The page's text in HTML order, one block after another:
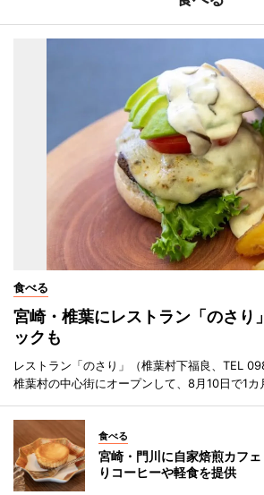
食べる
宮崎・椎葉にレストラン「のさ
ックも
レストラン「のさり」（椎葉村下福良、TEL
椎葉村の中心街にオープンして、8月10日で1カ
食べる
宮崎・門川に自家焙煎カフ
りコーヒーや軽食を提供